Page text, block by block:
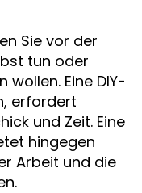
Sie vor der
tun oder
Eine DIY-
erfordert
und Zeit. Eine
hingegen
Arbeit und die